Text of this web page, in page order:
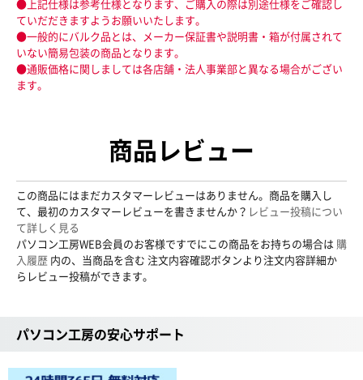
●上記仕様は参考仕様となります、ご購入の際は別途仕様をご確認し
ていだだきますようお願いいたします。
●一般的にバルク品とは、メーカー保証書や説明書・箱が付属されて
いない簡易包装の商品となります。
●通販価格に関しましては各店舗・法人事業部と異なる場合がござい
ます。
商品レビュー
この商品にはまだカスタマーレビューはありません。商品を購入し
て、最初のカスタマーレビューを書きませんか？ レビュー投稿につい
て詳しく見る
パソコン工房WEB会員のお客様ですでにこの商品をお持ちの場合は 購
入履歴 内の、当商品を含む 注文内容確認ボタンより注文内容詳細か
らレビュー投稿ができます。
パソコン工房の安心サポート